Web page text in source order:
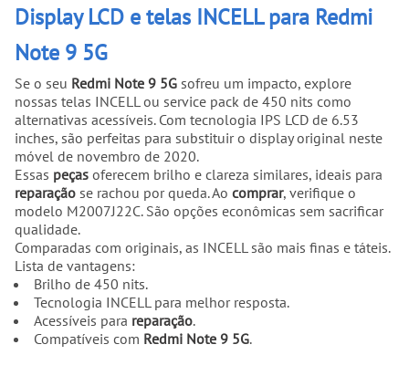
Display LCD e telas INCELL para Redmi
Note 9 5G
Se o seu Redmi Note 9 5G sofreu um impacto, explore
nossas telas INCELL ou service pack de 450 nits como
alternativas acessíveis. Com tecnologia IPS LCD de 6.53
inches, são perfeitas para substituir o display original neste
móvel de novembro de 2020.
Essas peças oferecem brilho e clareza similares, ideais para
reparação se rachou por queda. Ao comprar, verifique o
modelo M2007J22C. São opções econômicas sem sacrificar
qualidade.
Comparadas com originais, as INCELL são mais finas e táteis.
Lista de vantagens:
Brilho de 450 nits.
Tecnologia INCELL para melhor resposta.
Acessíveis para reparação.
Compatíveis com Redmi Note 9 5G.